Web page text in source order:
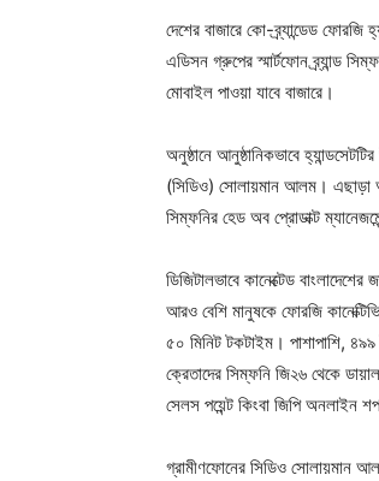
দেশের বাজারে কো-ব্র্যান্ডেড
এডিসন গ্রুপের স্মার্টফোন ব্র্যান্ড
মোবাইল পাওয়া যাবে বাজারে।
অনুষ্ঠানে আনুষ্ঠানিকভাবে
(সিডিও) সোলায়মান আলম। এছাড়া
সিম্ফনির হেড অব প্রোডাক্ট
ডিজিটালভাবে কানেক্টেড
আরও বেশি মানুষকে ফোরজি
৫০ মিনিট টকটাইম। পাশাপাশি,
ক্রেতাদের সিম্ফনি জি২৬ থেকে
সেলস পয়েন্ট কিংবা জিপি অনলাইন
গ্রামীণফোনের সিডিও সোলায়মান আলম